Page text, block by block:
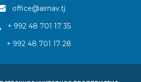
office@airnav.tj
+ 992 48 701 17 35
+ 992 48 701 17 28